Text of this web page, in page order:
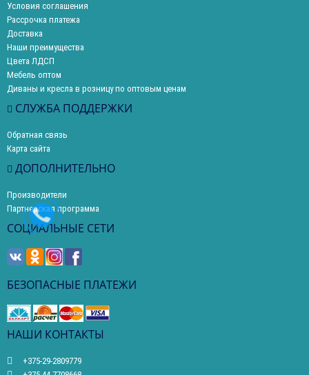
Условия соглашения
Рассрочка платежа
Доставка
Наши преимущества
Цвета ЛДСП
Мебель оптом
Диваны и кресла в розницу по оптовым ценам
СЛУЖБА ПОДДЕРЖКИ
Обратная связь
Карта сайта
ДОПОЛНИТЕЛЬНО
Производители
Партнерская программа
СОЦИАЛЬНЫЕ СЕТИ
БЕЗОПАСНЫЕ ПЛАТЕЖИ
НАШИ КОНТАКТЫ
+375-29-2809779